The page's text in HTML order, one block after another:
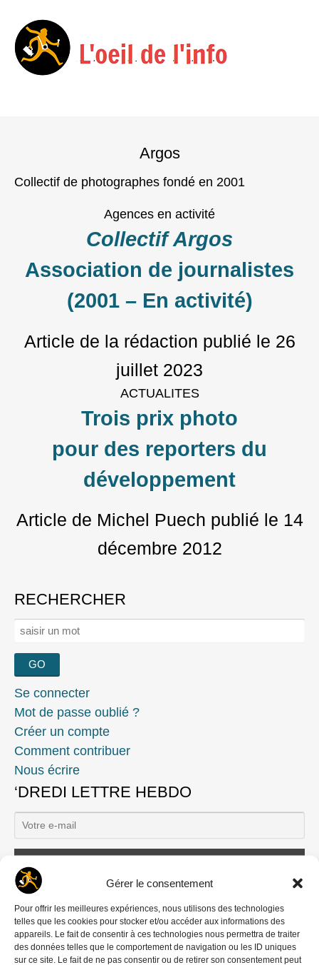
Gérer le consentement
Pour offrir les meilleures expériences, nous utilisons des technologies
telles que les cookies pour stocker et/ou accéder aux informations des
appareils. Le fait de consentir à ces technologies nous permettra de traiter
des données telles que le comportement de navigation ou les ID uniques
sur ce site. Le fait de ne pas consentir ou de retirer son consentement peut
Argos
Collectif de photographes fondé en 2001
Agences en activité
Collectif Argos
Association de journalistes
(2001 – En activité)
Article de la rédaction publié le 26
juillet 2023
ACTUALITES
Trois prix photo
pour des reporters du
développement
Article de Michel Puech publié le 14
décembre 2012
RECHERCHER
Rechercher :
Se connecter
Mot de passe oublié ?
Créer un compte
Comment contribuer
Nous écrire
‘DREDI LETTRE HEBDO
Ils nous soutiennent